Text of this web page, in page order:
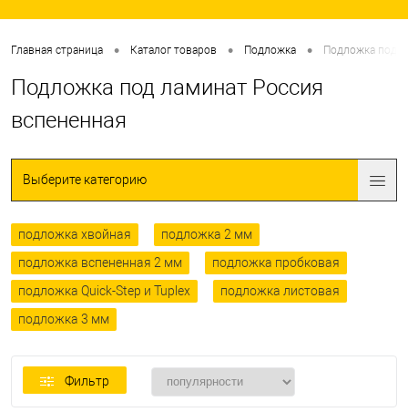
Главная страница • Каталог товаров • Подложка • Подложка под
Подложка под ламинат Россия
вспененная
Выберите категорию
подложка хвойная
подложка 2 мм
подложка вспененная 2 мм
подложка пробковая
подложка Quick-Step и Tuplex
подложка листовая
подложка 3 мм
Фильтр